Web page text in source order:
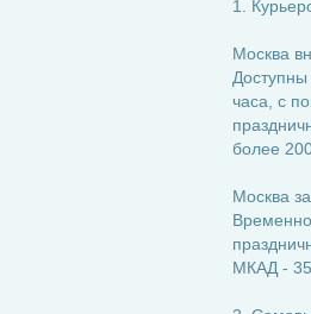
1.
Москва
часа, с
более
Москва
МКАД -